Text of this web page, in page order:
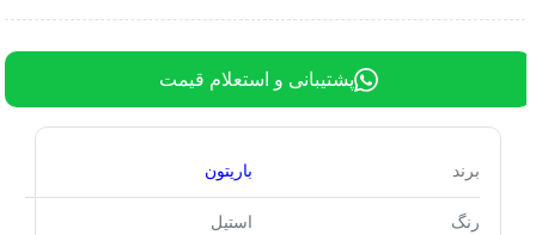
پشتیبانی و استعلام قیمت
برند باریتون
رنگ استیل